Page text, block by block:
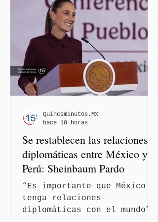
Se restablecen las relaciones
diplomáticas entre México y
Perú: Sheinbaum Pardo
“Es importante que México
tenga relaciones
diplomáticas con el mundo”,
Quinceminutos.MX
hace 18 horas